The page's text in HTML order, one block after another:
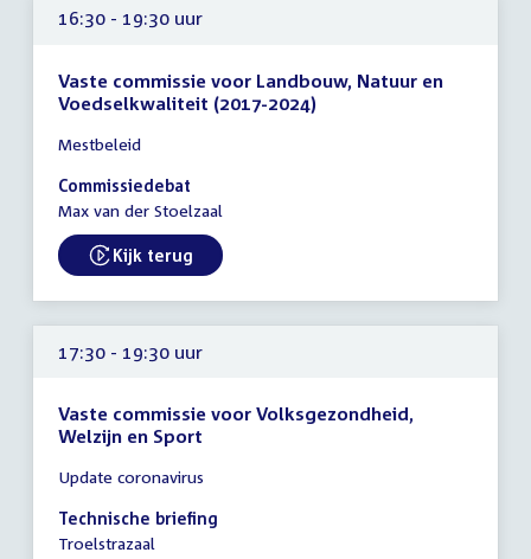
16:30 - 19:30 uur
Vaste commissie voor Landbouw, Natuur en
Voedselkwaliteit (2017-2024)
vergadering
16:30
-
uur
Mestbeleid
Commissiedebat
Max van der Stoelzaal
External link:
Kijk terug
17:30 - 19:30 uur
Vaste commissie voor Volksgezondheid,
Welzijn en Sport
vergadering
17:30
-
Update coronavirus
Technische briefing
Troelstrazaal